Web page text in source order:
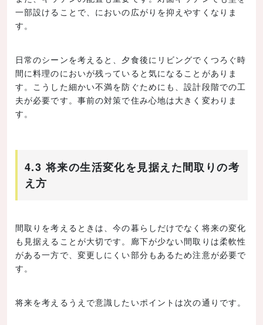
一部設けることで、においの広がりを抑えやすくなりま
す。
日常のシーンを考えると、夕食後にリビングでくつろぐ時
間に料理のにおいが残っていると気になることがありま
す。こうした細かい不満を防ぐためにも、設計段階での工
夫が必要です。事前の対策で住み心地は大きく変わりま
す。
4.3 将来の生活変化を見据えた間取りの考
え方
間取りを考えるときは、今の暮らしだけでなく将来の変化
も見据えることが大切です。廊下が少ない間取りは柔軟性
がある一方で、変更しにくい部分もあるため注意が必要で
す。
将来を考えるうえで意識したいポイントは次の通りです。